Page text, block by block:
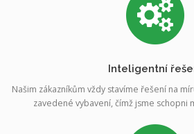
Inteligentní
Našim zákazníkům vždy stavíme řešení na
zavedené vybavení, čímž jsme schopni